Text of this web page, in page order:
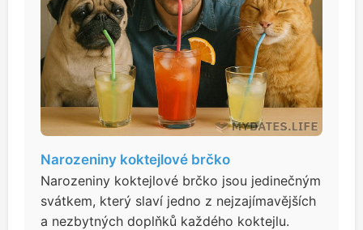
Narozeniny koktejlové brčko
Narozeniny koktejlové brčko jsou jedinečným
svátkem, který slaví jedno z nejzajímavějších
a nezbytných doplňků každého koktejlu.